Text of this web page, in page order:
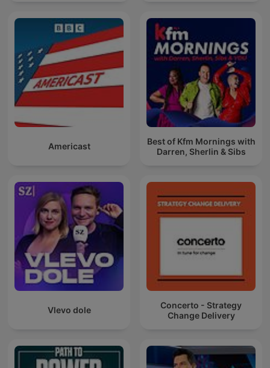
Americast
Best of Kfm Mornings with
Darren, Sherlin & Sibs
Vlevo dole
Concerto - Strategy
Change Delivery